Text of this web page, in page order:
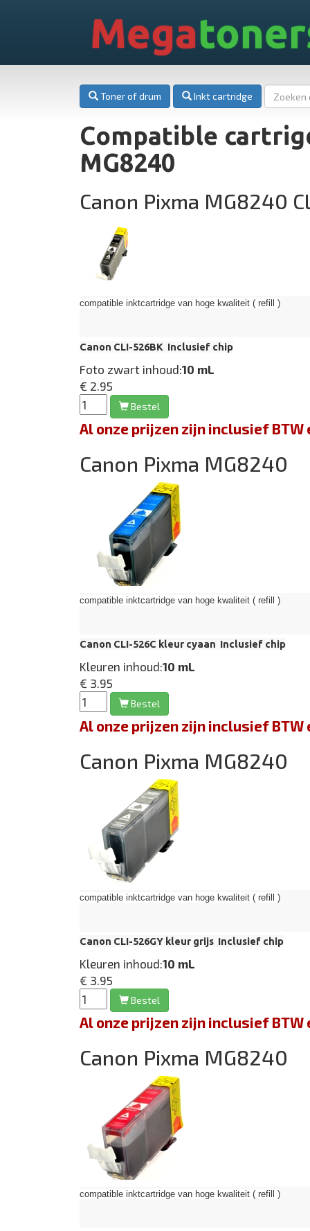
Mega
Toner of drum Inkt cartridge
Compatible
MG8240
Canon Pixma MG8240
compatible inktcartridge van hoge kwaliteit ( refill )
Canon CLI-526BK Inclusief chip
Foto zwart inhoud:10 mL
€ 2.95
Bestel
Al onze prijzen zijn inclusief
Canon Pixma MG8240
compatible inktcartridge van hoge kwaliteit ( refill )
Canon CLI-526C kleur cyaan Inclusief chip
Kleuren inhoud:10 mL
€ 3.95
Bestel
Al onze prijzen zijn inclusief
Canon Pixma MG8240
compatible inktcartridge van hoge kwaliteit ( refill )
Canon CLI-526GY kleur grijs Inclusief chip
Kleuren inhoud:10 mL
€ 3.95
Bestel
Al onze prijzen zijn inclusief
Canon Pixma MG8240
compatible inktcartridge van hoge kwaliteit ( refill )